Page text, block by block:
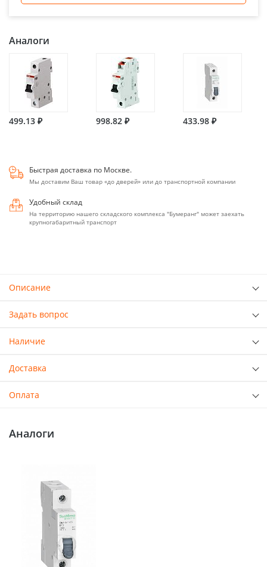
Аналоги
499.13 ₽ 998.82 ₽ 433.98 ₽
Быстрая доставка по Москве.
Мы доставим Ваш товар «до дверей» или до транспортной компании
Удобный склад
На территорию нашего складского комплекса "Бумеранг" может заехать
крупногабаритный транспорт
Описание
Задать вопрос
Наличие
Доставка
Оплата
Аналоги